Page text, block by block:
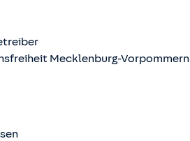
Mecklenburg-Vorpommern